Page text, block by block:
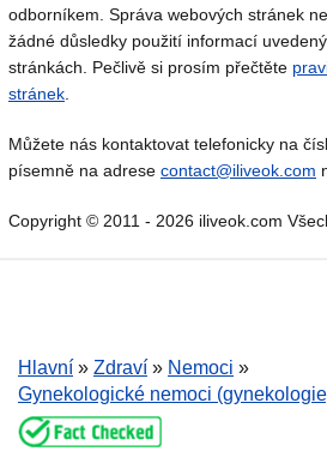
odborníkem. Správa webových stránek
žádné důsledky použití informací
stránkách. Pečlivě si prosím přečtěte
stránek
Můžete nás kontaktovat telefonicky na
písemně na adrese contact@iliveok.com
Copyright © 2011 - 2026 iliveok.com
Hlavní » Zdraví » Nemoci »
Gynekologické nemoci